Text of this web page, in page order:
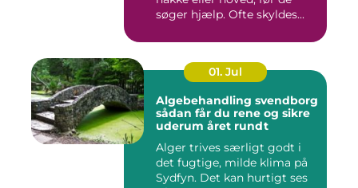
søger hjælp. Ofte skyldes...
01. Jul
Algebehandling svendborg
sådan får du rene og sikre
uderum året rundt
Alger trives særligt godt i
det fugtige, milde klima på
Sydfyn. Det kan hurtigt ses